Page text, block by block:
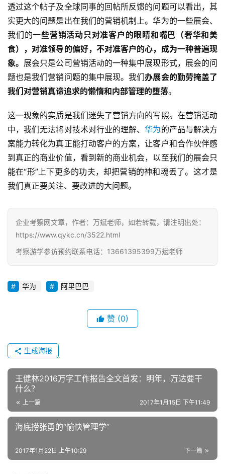
透过这个帖子及全球同事的回帖所反馈的问题可以看出，其
实更大的问题是出在我们的营销机制上。华为的一些展会、
我们的一些营销活动只对准客户的眼睛和嘴巴（奢华和美
食），对准领导的偏好，不对准客户的心，成为一种普遍现
象。 展会只是公司营销活动的一种集中展现形式，展会的问
题也是我们营销问题的集中展现。我们办展会的勤劳掩盖了
我们对营销真谛追求的懒惰和内部管理的堕落。
这一现象的实质是我们迷失了营销方向的写照。在营销活动
中，我们无法将对技术对行业的理解、华为的产品与解决方
案能力转化为真正能打动客户的方案，让客户和合作伙伴感
到真正的商业价值，看到新的商业机会，以至我们的展会只
能在“形”上下更多的功夫，却把营销的神和魂丢了。这才是
我们真正要关注、要改进的大问题。
企业考察网文章，作者：万斌老师，如若转载，请注明出处：
https://www.qykc.cn/3522.html
考察游学参访预约联系电话：13661395399万斌老师
华为 阿里巴巴
赞 (0)
生成海报
王健林2016万字工作报告全文首发：明年，万达要干
什么？
上一篇 2017年1月15日 下午11:49
海底捞张勇的“愉快管理学”
下一篇
2017年1月22日 上午10:29